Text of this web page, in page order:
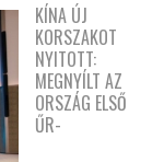
KÍNA ÚJ
KORSZAKOT
NYITOTT:
MEGNYÍLT AZ
ORSZÁG ELSŐ
ŰR-